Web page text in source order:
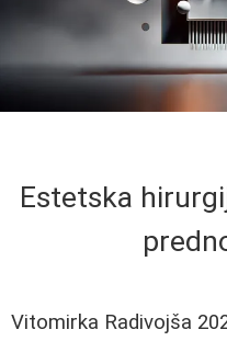
Estetska
Vitomirka Radivojša